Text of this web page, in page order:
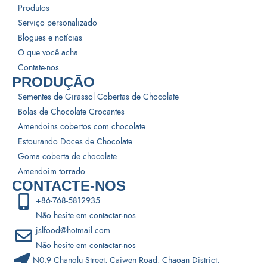
Produtos
Serviço personalizado
Blogues e notícias
O que você acha
Contate-nos
PRODUÇÃO
Sementes de Girassol Cobertas de Chocolate
Bolas de Chocolate Crocantes
Amendoins cobertos com chocolate
Estourando Doces de Chocolate
Goma coberta de chocolate
Amendoim torrado
CONTACTE-NOS
+86-768-5812935
Não hesite em contactar-nos
jslfood@hotmail.com
Não hesite em contactar-nos
N0.9 Changlu Street, Caiwen Road, Chaoan District,